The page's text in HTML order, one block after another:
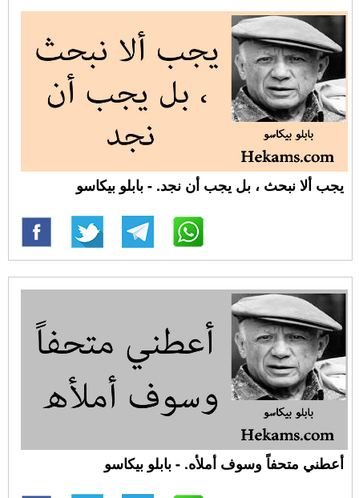
يجب ألا نبحث ، بل يجب أن نجد. - بابلو بيكاسو
أعطني متحفاً وسوف أملأه. - بابلو بيكاسو